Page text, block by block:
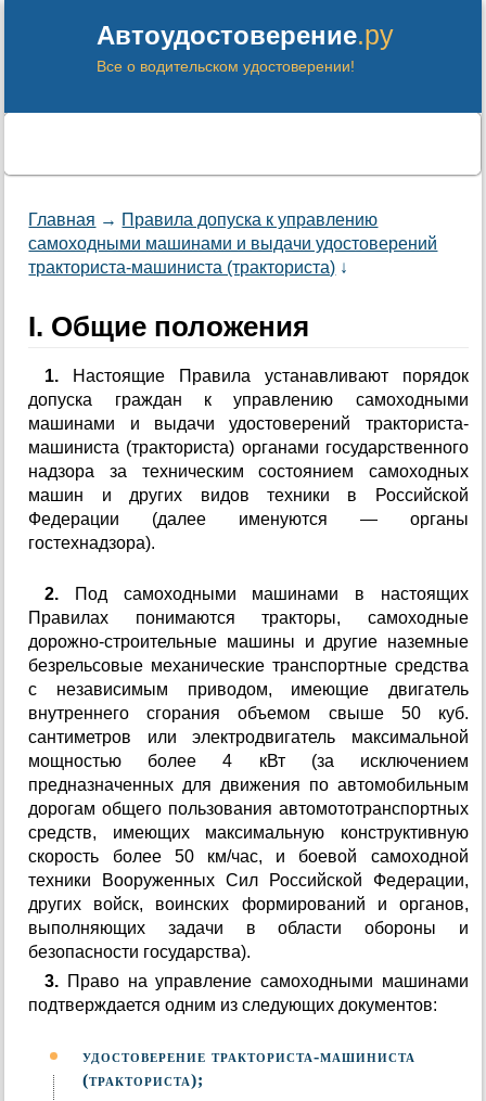
Автоудостоверение.ру
Все о водительском удостоверении!
Главная → Правила допуска к управлению
самоходными машинами и выдачи удостоверений
тракториста-машиниста (тракториста) ↓
I. Общие положения
1. Настоящие Правила устанавливают порядок
допуска граждан к управлению самоходными
машинами и выдачи удостоверений тракториста-
машиниста (тракториста) органами государственного
надзора за техническим состоянием самоходных
машин и других видов техники в Российской
Федерации (далее именуются — органы
гостехнадзора).
2. Под самоходными машинами в настоящих
Правилах понимаются тракторы, самоходные
дорожно-строительные машины и другие наземные
безрельсовые механические транспортные средства
с независимым приводом, имеющие двигатель
внутреннего сгорания объемом свыше 50 куб.
сантиметров или электродвигатель максимальной
мощностью более 4 кВт (за исключением
предназначенных для движения по автомобильным
дорогам общего пользования автомототранспортных
средств, имеющих максимальную конструктивную
скорость более 50 км/час, и боевой самоходной
техники Вооруженных Сил Российской Федерации,
других войск, воинских формирований и органов,
выполняющих задачи в области обороны и
безопасности государства).
3. Право на управление самоходными машинами
подтверждается одним из следующих документов:
удостоверение тракториста-машиниста
(тракториста);